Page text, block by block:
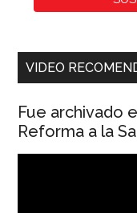
VIDEO
Fue archivado
Reforma a la